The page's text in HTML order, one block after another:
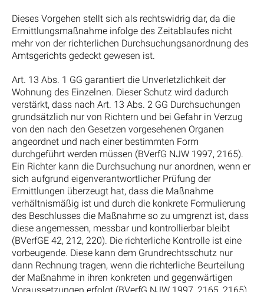
Dieses Vorgehen stellt sich als rechtswidrig dar, da die
Ermittlungsmaßnahme infolge des Zeitablaufes nicht
mehr von der richterlichen Durchsuchungsanordnung des
Amtsgerichts gedeckt gewesen ist.
Art. 13 Abs. 1 GG garantiert die Unverletzlichkeit der
Wohnung des Einzelnen. Dieser Schutz wird dadurch
verstärkt, dass nach Art. 13 Abs. 2 GG Durchsuchungen
grundsätzlich nur von Richtern und bei Gefahr in Verzug
von den nach den Gesetzen vorgesehenen Organen
angeordnet und nach einer bestimmten Form
durchgeführt werden müssen (BVerfG NJW 1997, 2165).
Ein Richter kann die Durchsuchung nur anordnen, wenn er
sich aufgrund eigenverantwortlicher Prüfung der
Ermittlungen überzeugt hat, dass die Maßnahme
verhältnismäßig ist und durch die konkrete Formulierung
des Beschlusses die Maßnahme so zu umgrenzt ist, dass
diese angemessen, messbar und kontrollierbar bleibt
(BVerfGE 42, 212, 220). Die richterliche Kontrolle ist eine
vorbeugende. Diese kann dem Grundrechtsschutz nur
dann Rechnung tragen, wenn die richterliche Beurteilung
der Maßnahme in ihren konkreten und gegenwärtigen